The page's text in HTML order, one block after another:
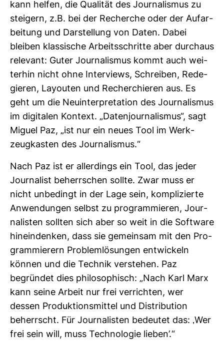
kann helfen, die Qua­lität des Jour­na­lismus zu
stei­gern, z.B. bei der Recherche oder der Auf­ar­
bei­tung und Dar­stel­lung von Daten. Dabei
bleiben klas­si­sche Arbeits­schritte aber durchaus
rele­vant: Guter Jour­na­lismus kommt auch wei­
terhin nicht ohne Inter­views, Schreiben, Rede­
gieren, Lay­outen und Recher­chieren aus. Es
geht um die Neu­in­ter­pre­ta­tion des Jour­na­lismus
im digi­talen Kon­text. „Daten­jour­na­lismus“, sagt
Miguel Paz, „ist nur ein neues Tool im Werk­
zeug­kasten des Jour­na­lismus.“
Nach Paz ist er aller­dings ein Tool, das jeder
Jour­na­list beherr­schen sollte. Zwar muss er
nicht unbe­dingt in der Lage sein, kom­pli­zierte
Anwen­dungen selbst zu pro­gram­mieren, Jour­
na­listen sollten sich aber so weit in die Soft­ware
hin­ein­denken, dass sie gemeinsam mit den Pro­
gram­mie­rern Pro­blem­lö­sungen ent­wi­ckeln
können und die Technik ver­stehen. Paz
begründet dies phi­lo­so­phisch: „Nach Karl Marx
kann seine Arbeit nur frei ver­richten, wer
dessen Pro­duk­ti­ons­mittel und Dis­tri­bu­tion
beherrscht. Für Jour­na­listen bedeutet das: ‚Wer
frei sein will, muss Tech­no­logie lieben’.“